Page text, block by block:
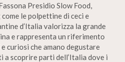
Presidio Slow Food,
le polpettine di ceci e
d’Italia valorizza la grande
e rappresenta un riferimento
curiosi che amano degustare
a scoprire parti dell’Italia dove i